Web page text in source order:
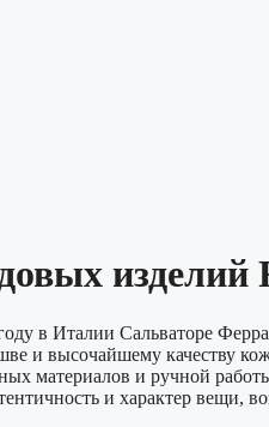
изделий
в Италии Сальваторе
и высочайшему качеству
материалов и ручной
и характер вещи,